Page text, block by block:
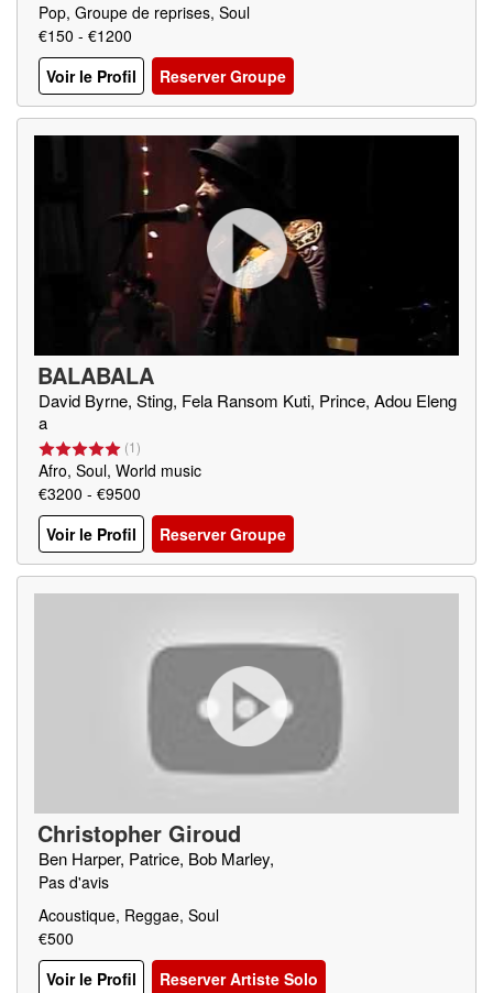
Pop, Groupe de reprises, Soul
€150 - €1200
Voir le Profil
Reserver Groupe
BALABALA
David Byrne, Sting, Fela Ransom Kuti, Prince, Adou Eleng
a
(1)
Afro, Soul, World music
€3200 - €9500
Voir le Profil
Reserver Groupe
Christopher Giroud
Ben Harper, Patrice, Bob Marley,
Pas d'avis
Acoustique, Reggae, Soul
€500
Voir le Profil
Reserver Artiste Solo